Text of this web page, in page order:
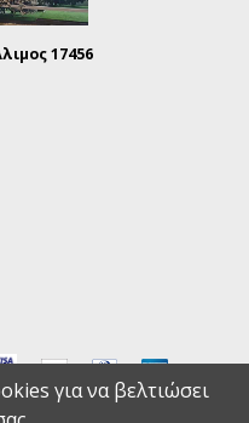
17456
για να βελτιώσει